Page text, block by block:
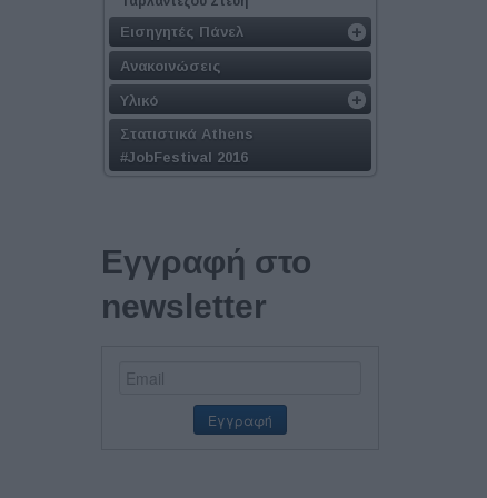
Εισηγητές Πάνελ
Ανακοινώσεις
Υλικό
Στατιστικά Athens
#JobFestival 2016
Εγγραφή στο
newsletter